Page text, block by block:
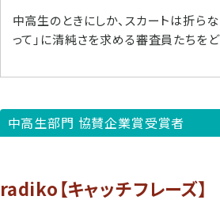
中高生のときにしか、スカートは折ら
って」に清純さを求める審査員たちを
中高生部門 協賛企業賞受賞者
radiko【キャッチフレーズ】